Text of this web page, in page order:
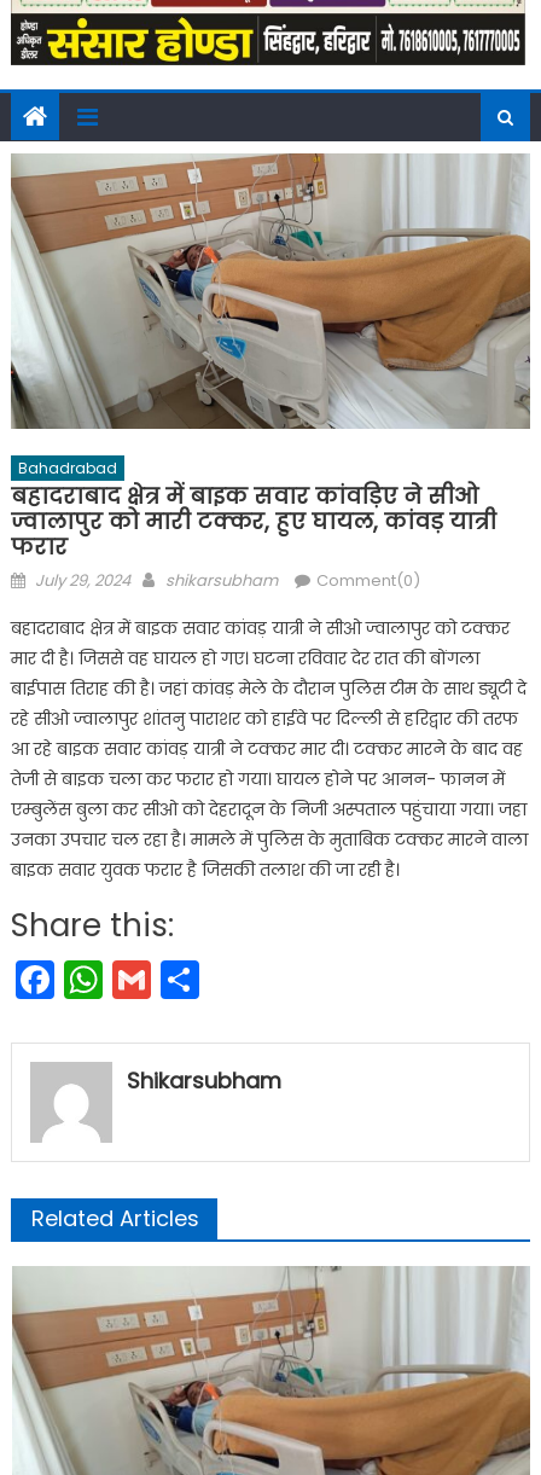
Bahadrabad
बहादराबाद क्षेत्र में बाइक सवार कांवड़िए ने सीओ
ज्वालापुर को मारी टक्कर, हुए घायल, कांवड़ यात्री
फरार
Posted
July 29, 2024 Author
shikarsubham Comment(0)
बहादराबाद क्षेत्र में बाइक सवार कांवड़ यात्री ने सीओ ज्वालापुर को टक्कर
मार दी है। जिससे वह घायल हो गए। घटना रविवार देर रात की बोंगला
बाईपास तिराह की है। जहां कांवड़ मेले के दौरान पुलिस टीम के साथ ड्यूटी दे
रहे सीओ ज्वालापुर शांतनु पाराशर को हाईवे पर दिल्ली से हरिद्वार की तरफ
आ रहे बाइक सवार कांवड़ यात्री ने टक्कर मार दी। टक्कर मारने के बाद वह
तेजी से बाइक चला कर फरार हो गया। घायल होने पर आनन- फानन में
एम्बुलेंस बुला कर सीओ को देहरादून के निजी अस्पताल पहुंचाया गया। जहा
उनका उपचार चल रहा है। मामले में पुलिस के मुताबिक टक्कर मारने वाला
बाइक सवार युवक फरार है जिसकी तलाश की जा रही है।
Share this:
Facebook
WhatsApp
GmailShare
Shikarsubham
Related Articles